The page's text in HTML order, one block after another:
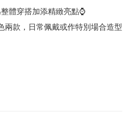
體穿搭加添精緻亮點⌚
兩款，日常佩戴或作特別場合造型